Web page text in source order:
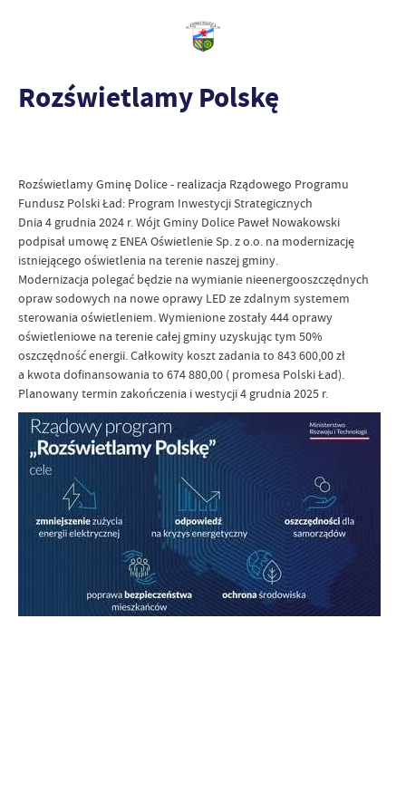
Rozświetlamy Polskę
Rozświetlamy Gminę Dolice - realizacja Rządowego Programu
Fundusz Polski Ład: Program Inwestycji Strategicznych
Dnia 4 grudnia 2024 r. Wójt Gminy Dolice Paweł Nowakowski
podpisał umowę z ENEA Oświetlenie Sp. z o.o. na modernizację
istniejącego oświetlenia na terenie naszej gminy.
Modernizacja polegać będzie na wymianie nieenergooszczędnych
opraw sodowych na nowe oprawy LED ze zdalnym systemem
sterowania oświetleniem. Wymienione zostały 444 oprawy
oświetleniowe na terenie całej gminy uzyskując tym 50%
oszczędność energii. Całkowity koszt zadania to 843 600,00 zł
a kwota dofinansowania to 674 880,00 ( promesa Polski Ład).
Planowany termin zakończenia i westycji 4 grudnia 2025 r.